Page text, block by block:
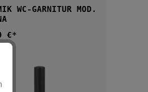
WC-GARNITUR MOD.
Preis:
€*